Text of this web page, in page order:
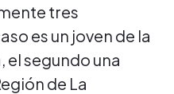
tres
es un joven de la
segundo una
de La